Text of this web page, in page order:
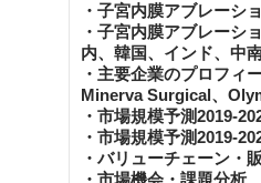
・子宮内膜アブレーシ
・子宮内膜アブレーシ
内、韓国、インド、中
・主要企業のプロフ
Minerva Surgical、
・市場規模予測2019-
・市場規模予測2019-
・バリューチェーン・
・市場機会・課題分析